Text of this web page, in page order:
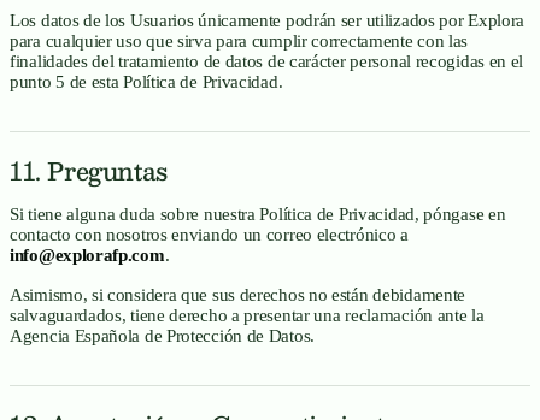
Los datos de los Usuarios únicamente podrán ser utilizados por Explora
para cualquier uso que sirva para cumplir correctamente con las
finalidades del tratamiento de datos de carácter personal recogidas en el
punto 5 de esta Política de Privacidad.
11. Preguntas
Si tiene alguna duda sobre nuestra Política de Privacidad, póngase en
contacto con nosotros enviando un correo electrónico a
info@explorafp.com.
Asimismo, si considera que sus derechos no están debidamente
salvaguardados, tiene derecho a presentar una reclamación ante la
Agencia Española de Protección de Datos.